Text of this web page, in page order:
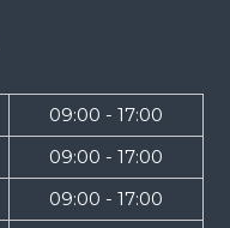
09:00 - 17:00
09:00 - 17:00
09:00 - 17:00